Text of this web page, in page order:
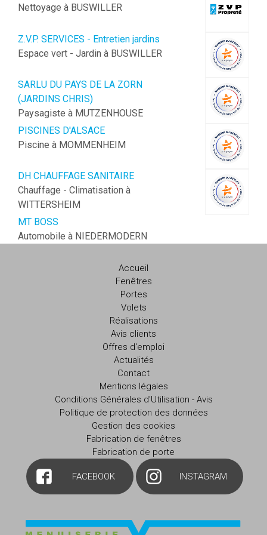
Nettoyage à BUSWILLER
Z.V.P. SERVICES - Entretien jardins
Espace vert - Jardin à BUSWILLER
SARLU DU PAYS DE LA ZORN
(JARDINS CHRIS)
Paysagiste à MUTZENHOUSE
PISCINES D'ALSACE
Piscine à MOMMENHEIM
DH CHAUFFAGE SANITAIRE
Chauffage - Climatisation à
WITTERSHEIM
MT BOSS
Automobile à NIEDERMODERN
Accueil
Fenêtres
Portes
Volets
Réalisations
Avis clients
Offres d'emploi
Actualités
Contact
Mentions légales
Conditions Générales d'Utilisation - Avis
Politique de protection des données
Gestion des cookies
Fabrication de fenêtres
Fabrication de porte
FACEBOOK INSTAGRAM